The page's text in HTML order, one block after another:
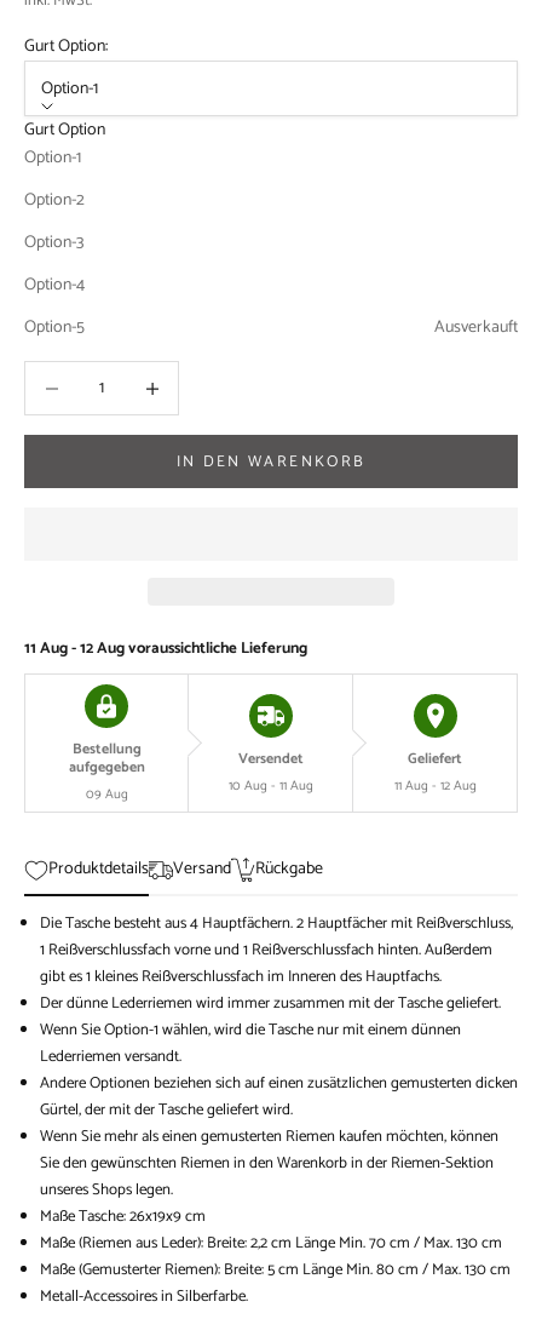
Gurt Option:
Option-1
Gurt Option
Option-1
Option-2
Option-3
Option-4
Option-5
Ausverkauft
IN DEN WARENKORB
11 Aug - 12 Augvoraussichtliche Lieferung
Bestellung
aufgegeben
09 Aug
Versendet
10 Aug - 11 Aug
Geliefert
11 Aug - 12 Aug
Produktdetails Versand Rückgabe
Die Tasche besteht aus 4 Hauptfächern. 2 Hauptfächer mit Reißverschluss,
1 Reißverschlussfach vorne und 1 Reißverschlussfach hinten. Außerdem
gibt es 1 kleines Reißverschlussfach im Inneren des Hauptfachs.
Der dünne Lederriemen wird immer zusammen mit der Tasche geliefert.
Wenn Sie Option-1 wählen, wird die Tasche nur mit einem dünnen
Lederriemen versandt.
Andere Optionen beziehen sich auf einen zusätzlichen gemusterten dicken
Gürtel, der mit der Tasche geliefert wird.
Wenn Sie mehr als einen gemusterten Riemen kaufen möchten, können
Sie den gewünschten Riemen in den Warenkorb in der Riemen-Sektion
unseres Shops legen.
Maße Tasche: 26x19x9 cm
Maße (Riemen aus Leder): Breite: 2,2 cm Länge Min. 70 cm / Max. 130 cm
Maße (Gemusterter Riemen):Breite: 5 cm Länge Min. 80 cm / Max. 130 cm
Metall-Accessoires in Silberfarbe.